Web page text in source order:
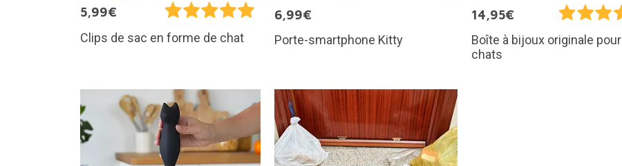
5,99€
Clips de sac en forme de chat
6,99€
Porte-smartphone Kitty
14,95€
Boîte à bijoux originale pour
chats